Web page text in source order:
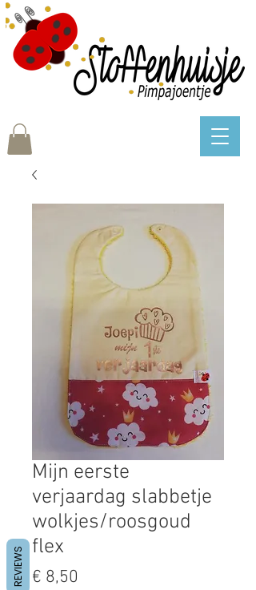
Mijn eerste
verjaardag slabbetje
wolkjes/roosgoud
flex
€ 8,50
REVIEWS